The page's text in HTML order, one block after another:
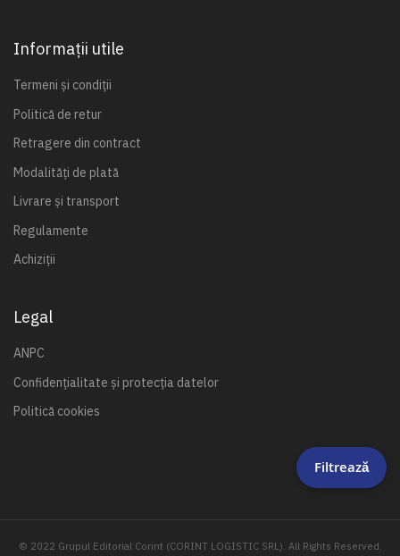
Informații utile
Termeni și condiții
Politică de retur
Retragere din contract
Modalități de plată
Livrare și transport
Regulamente
Achiziții
Legal
ANPC
Confidențialitate și protecția datelor
Politică cookies
© 2022 Grupul Editorial Corint (CORINT LOGISTIC SRL). All Rights Reserved.
Filtrează